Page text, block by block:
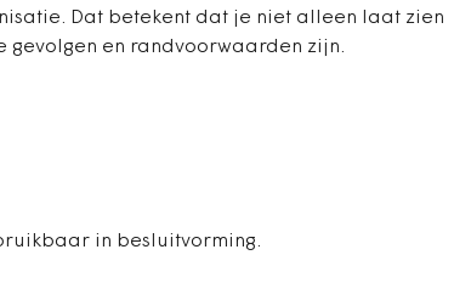
Dat betekent dat je niet alleen laat zien
gevolgen en randvoorwaarden zijn.
in besluitvorming.